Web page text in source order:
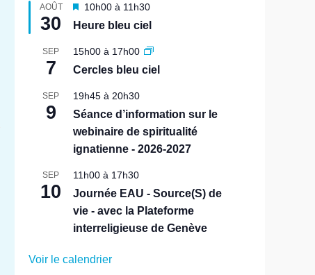
AOÛT
30
M
s
e
a
a
n
10h00 à 11h30
Heure bleu ciel
SEP
7
15h00 à 17h00
Cercles bleu ciel
SEP
9
19h45 à 20h30
Séance d’information sur le
webinaire de spiritualité
ignatienne - 2026-2027
SEP
10
11h00 à 17h30
Journée EAU - Source(S) de
vie - avec la Plateforme
interreligieuse de Genève
Voir le calendrier